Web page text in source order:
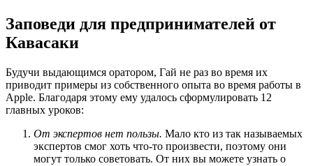
Заповеди для предпринимателей от
Кавасаки
Будучи выдающимся оратором, Гай не раз во время их
приводит примеры из собственного опыта во время работы в
Apple. Благодаря этому ему удалось сформулировать 12
главных уроков:
От экспертов нет пользы. Мало кто из так называемых
экспертов смог хоть что-то произвести, поэтому они
могут только советовать. От них вы можете узнать о